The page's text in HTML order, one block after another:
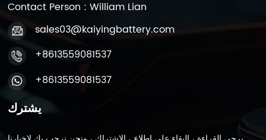
Contact Person : William Lian
sales03@kaiyingbattery.com
+8613559081537
+8613559081537
يشترك